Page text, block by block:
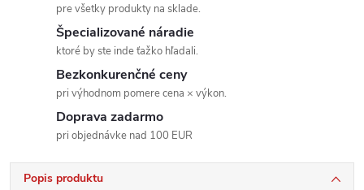
pre všetky produkty na sklade.
Špecializované náradie
ktoré by ste inde ťažko hľadali.
Bezkonkurenčné ceny
pri výhodnom pomere cena × výkon.
Doprava zadarmo
pri objednávke nad 100 EUR
Popis produktu